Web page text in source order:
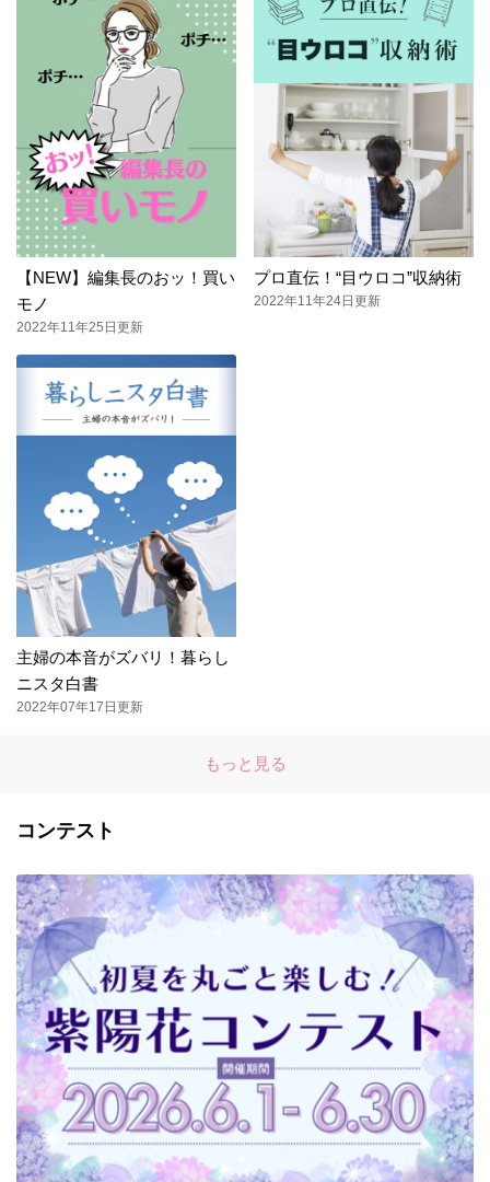
【NEW】編集長のおッ！買い
モノ
2022年11年25日更新
プロ直伝！“目ウロコ”収納術
2022年11年24日更新
主婦の本音がズバリ！暮らし
ニスタ白書
2022年07年17日更新
もっと見る
コンテスト